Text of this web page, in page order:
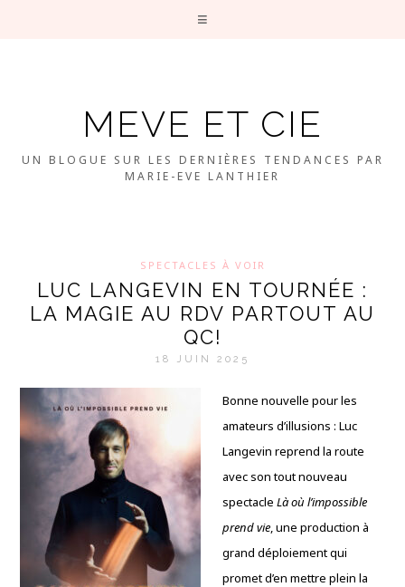
MEVE ET CIE
UN BLOGUE SUR LES DERNIÈRES TENDANCES PAR
MARIE-EVE LANTHIER
SPECTACLES À VOIR
LUC LANGEVIN EN TOURNÉE :
LA MAGIE AU RDV PARTOUT AU
QC!
18 JUIN 2025
Bonne nouvelle pour les
amateurs d’illusions : Luc
Langevin reprend la route
avec son tout nouveau
spectacleLà où l’impossible
prend vie, une production à
grand déploiement qui
promet d’en mettre plein la